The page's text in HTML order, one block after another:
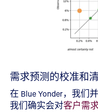
需求预测的校准和
在 Blue Yonder，我们
我们确实会对客户需求